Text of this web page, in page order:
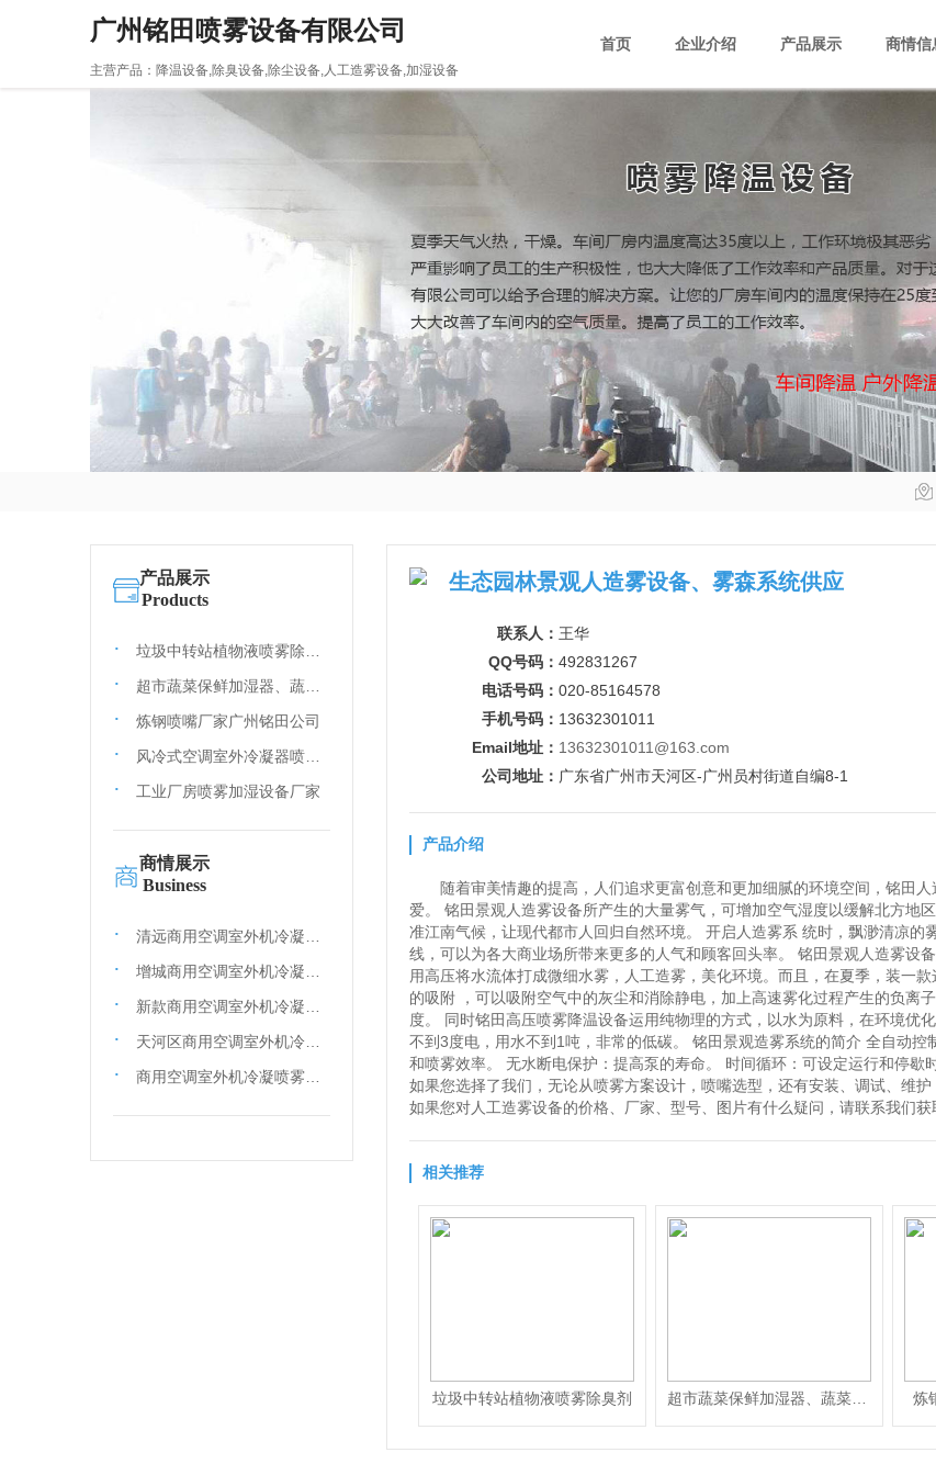
广州铭田喷雾设备有限公司
主营产品：降温设备,除臭设备,除尘设备,人工造雾设备,加湿设备
首页 企业介绍 产品展示 商情信
产品展示
Products
垃圾中转站植物液喷雾除臭剂
超市蔬菜保鲜加湿器、蔬菜加湿器、果蔬保鲜机
炼钢喷嘴厂家广州铭田公司
风冷式空调室外冷凝器喷淋降温装置
工业厂房喷雾加湿设备厂家
商情展示
Business
清远商用空调室外机冷凝喷雾设备-铭田喷雾系统有限公司
增城商用空调室外机冷凝喷雾设备-铭田喷雾系统有限公司
新款商用空调室外机冷凝喷雾设备-铭田喷雾系统有限公司
天河区商用空调室外机冷凝喷雾设备-铭田喷雾系统有限公司
商用空调室外机冷凝喷雾系统厂家-铭田喷雾系统有限公司
生态园林景观人造雾设备、雾森系统供应
联系人： 王华
QQ号码： 492831267
电话号码： 020-85164578
手机号码： 13632301011
Email地址： 13632301011@163.com
公司地址： 广东省广州市天河区-广州员村街道自编8-1
产品介绍
随着审美情趣的提高，人们追求更富创意和更加细腻的环境空间，铭田
爱。 铭田景观人造雾设备所产生的大量雾气，可增加空气湿度以缓解北方地
准江南气候，让现代都市人回归自然环境。 开启人造雾系 统时，飘渺清凉
线，可以为各大商业场所带来更多的人气和顾客回头率。 铭田景观人造雾设
用高压将水流体打成微细水雾，人工造雾，美化环境。而且，在夏季，装一
的吸附 ，可以吸附空气中的灰尘和消除静电，加上高速雾化过程产生的负离
度。 同时铭田高压喷雾降温设备运用纯物理的方式，以水为原料，在环境优
不到3度电，用水不到1吨，非常的低碳。 铭田景观造雾系统的简介 全自动
和喷雾效率。 无水断电保护：提高泵的寿命。 时间循环：可设定运行和停歇
如果您选择了我们，无论从喷雾方案设计，喷嘴选型，还有安装、调试、维
如果您对人工造雾设备的价格、厂家、型号、图片有什么疑问，请联系我们获
相关推荐
垃圾中转站植物液喷雾除臭剂 炼